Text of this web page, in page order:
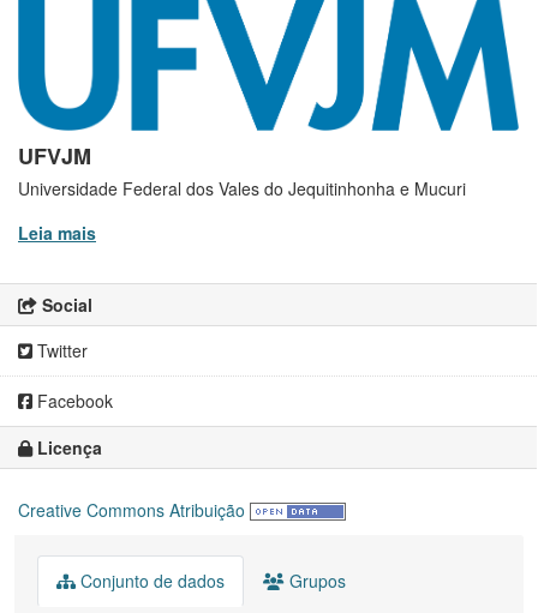
UFVJM
Universidade Federal dos Vales do Jequitinhonha e Mucuri
Leia mais
Social
Twitter
Facebook
Licença
Creative Commons Atribuição
Conjunto de dados Grupos